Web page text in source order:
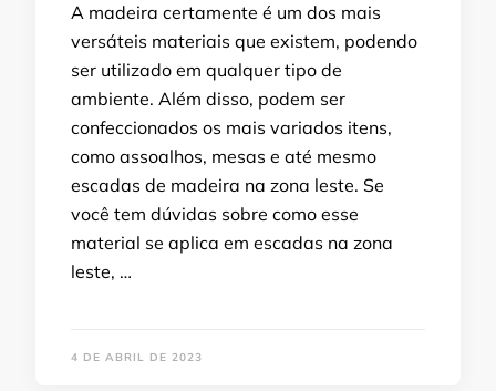
A madeira certamente é um dos mais
versáteis materiais que existem, podendo
ser utilizado em qualquer tipo de
ambiente. Além disso, podem ser
confeccionados os mais variados itens,
como assoalhos, mesas e até mesmo
escadas de madeira na zona leste. Se
você tem dúvidas sobre como esse
material se aplica em escadas na zona
leste, …
4 DE ABRIL DE 2023